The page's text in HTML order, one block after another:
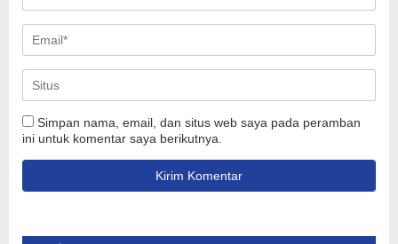
Simpan nama, email, dan situs web saya pada peramban
ini untuk komentar saya berikutnya.